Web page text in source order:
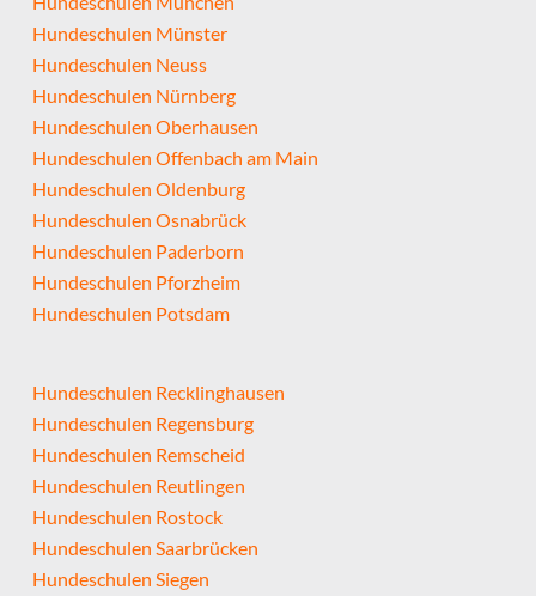
Hundeschulen Münster
Hundeschulen Neuss
Hundeschulen Nürnberg
Hundeschulen Oberhausen
Hundeschulen Offenbach am Main
Hundeschulen Oldenburg
Hundeschulen Osnabrück
Hundeschulen Paderborn
Hundeschulen Pforzheim
Hundeschulen Potsdam
Hundeschulen Recklinghausen
Hundeschulen Regensburg
Hundeschulen Remscheid
Hundeschulen Reutlingen
Hundeschulen Rostock
Hundeschulen Saarbrücken
Hundeschulen Siegen